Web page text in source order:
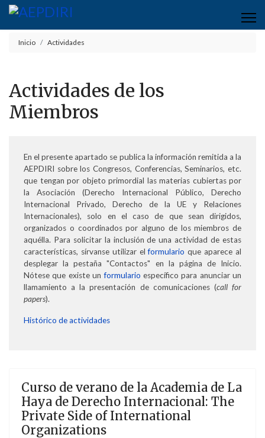
Inicio Actividades
Actividades de los
Miembros
En el presente apartado se publica la información remitida a la
AEPDIRI sobre los Congresos, Conferencias, Seminarios, etc.
que tengan por objeto primordial las materias cubiertas por
la Asociación (Derecho Internacional Público, Derecho
Internacional Privado, Derecho de la UE y Relaciones
Internacionales), solo en el caso de que sean dirigidos,
organizados o coordinados por alguno de los miembros de
aquélla. Para solicitar la inclusión de una actividad de estas
características, sírvanse utilizar elformulario que aparece al
desplegar la pestaña "Contactos" en la página de Inicio.
Nótese que existe unformulario específico para anunciar un
llamamiento a la presentación de comunicaciones (call for
papers).
Histórico de actividades
Curso de verano de la Academia de La
Haya de Derecho Internacional: The
Private Side of International
Organizations